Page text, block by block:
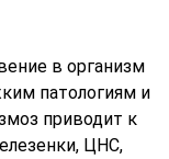
в организм
патологиям и
приводит к
ЦНС,